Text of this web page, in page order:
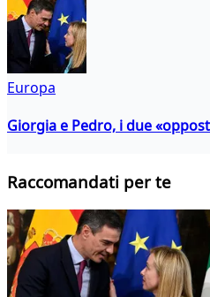
Europa
Giorgia e Pedro, i due
Raccomandati per te